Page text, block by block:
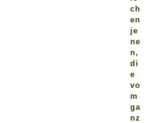
ch
en
je
ne
n,
di
e
vo
m
ga
nz